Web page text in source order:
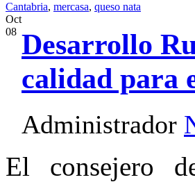
Cantabria, mercasa, queso nata
Oct
08 Desarrollo
calidad para
Administrador
El consejero